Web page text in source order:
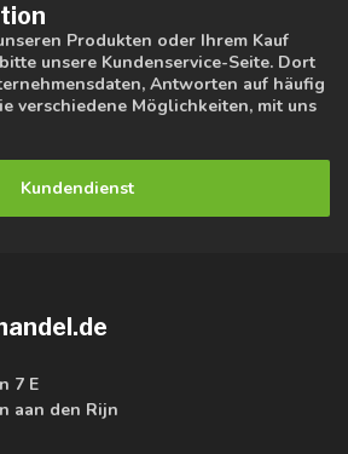
Produkten oder Ihrem Kauf
unsere Kundenservice-Seite. Dort
Antworten auf häufig
verschiedene Möglichkeiten, mit uns
Kundendienst
7 E
aan den Rijn